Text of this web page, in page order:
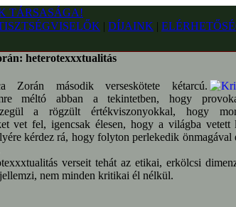
| DÍJAINK |
heterotexxxtualitás
Zorán második verseskötete kétarcú.
méltó abban a tekintetben, hogy
a rögzült értékviszonyokkal, hogy
vet fel, igencsak élesen, hogy a világba vetett
kérdez rá, hogy folyton perlekedik önmagával
verseit tehát az etikai, erkölcsi
nem minden kritikai él nélkül.